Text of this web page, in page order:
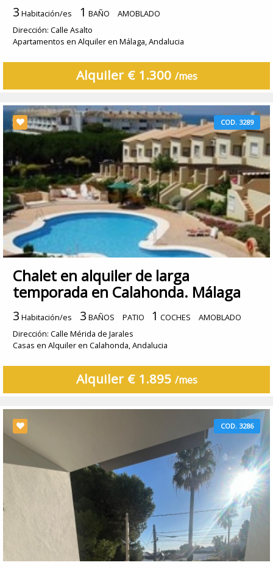
3 Habitación/es 1 BAÑO
AMOBLADO
Dirección: Calle Asalto
Apartamentos en Alquiler en Málaga, Andalucia
Alquiler € 1.300 /mes
COD. 3289
Chalet en alquiler de larga
temporada en Calahonda. Málaga
3 Habitación/es 3 BAÑOS PATIO 1 COCHES
AMOBLADO
Dirección: Calle Mérida de Jarales
Casas en Alquiler en Calahonda, Andalucia
Alquiler € 1.895 /mes
COD. 3286